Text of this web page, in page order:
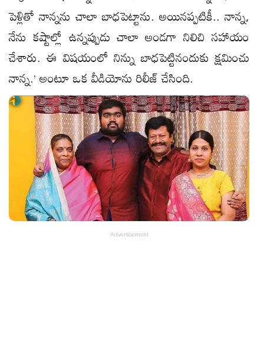
పెళ్లితో నాన్నను చాలా బాధపెట్టాను. అయినప్పటికీ.. నాన్న,
నేను కష్టాల్లో ఉన్నప్పుడు చాలా అండగా నిలిచి సహాయం
చేశారు. ఈ విషయంలో నిన్ను బాధపెట్టినందుకు క్షమించు
నాన్న.’ అంటూ ఒక వీడియోను రిలీజ్ చేసింది.